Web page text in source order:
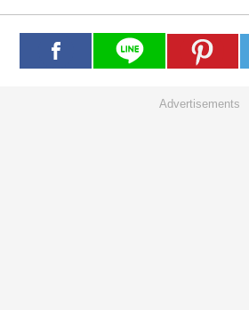
Advertisements